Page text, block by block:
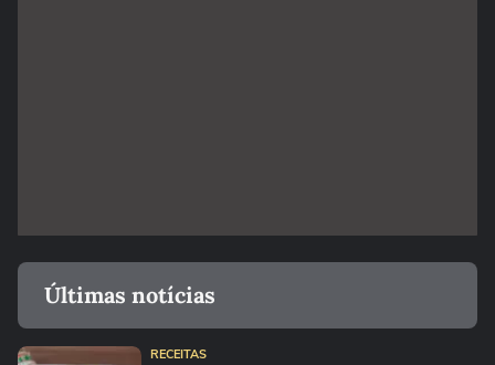
Últimas notícias
RECEITAS